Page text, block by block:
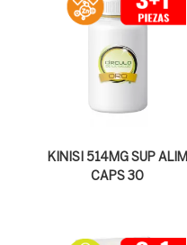
KINISI 514MG SUP ALIM
CAPS 30